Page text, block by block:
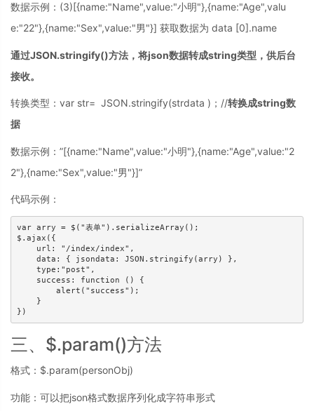
数据示例：(3)[{name:"Name",value:"小明"},{name:"Age",valu
e:"22"},{name:"Sex",value:"男"}] 获取数据为 data [0].name
通过JSON.stringify()方法，将json数据转成string类型，供后台
接收。
转换类型：var str= JSON.stringify(strdata )；//转换成string数
据
数据示例：”[{name:"Name",value:"小明"},{name:"Age",value:"2
2"},{name:"Sex",value:"男"}]”
代码示例：
var arry = $("表单").serializeArray();
$.ajax({
    url: "/index/index",
    data: { jsondata: JSON.stringify(arry) },
    type:"post",
    success: function () {
        alert("success");
    }
})
三、$.param()方法
格式：$.param(personObj)
功能：可以把json格式数据序列化成字符串形式